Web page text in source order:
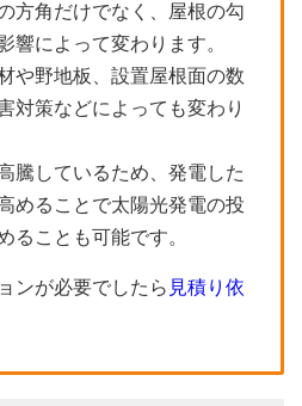
方角だけでなく、屋根の勾
響によって変わります。
や野地板、設置屋根面の数
対策などによっても変わり
騰しているため、発電した
めることで太陽光発電の投
ることも可能です。
ンが必要でしたら 見積り依